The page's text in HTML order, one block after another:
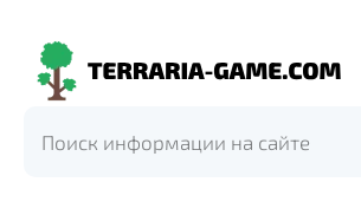
Terraria-